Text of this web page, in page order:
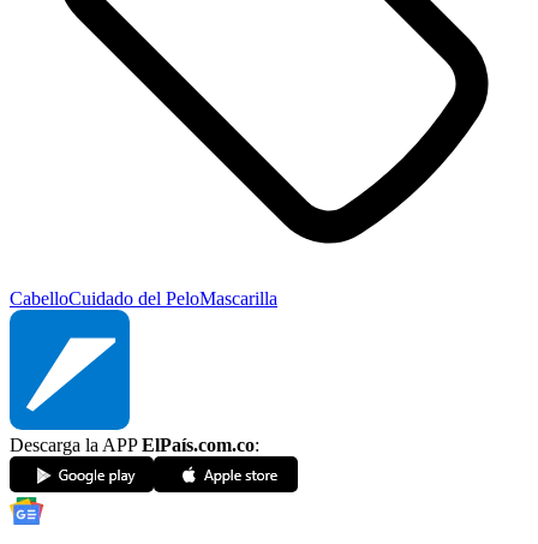
CabelloCuidado del PeloMascarilla
Descarga la APPElPaís.com.co: